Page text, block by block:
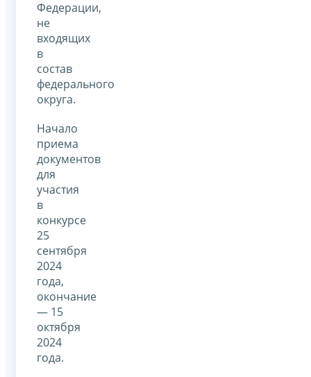
Федерации,
не
входящих
в
состав
федерального
округа.
Начало
приема
документов
для
участия
в
конкурсе
25
сентября
2024
года,
окончание
— 15
октября
2024
года.